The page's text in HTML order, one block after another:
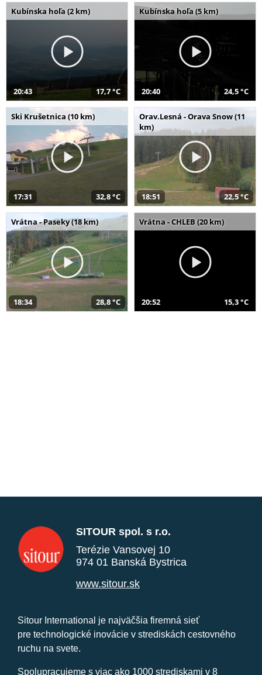
Kubínska hoľa (2 km)
20:43 17,7 °C
Kubínska hoľa (5 km)
20:40 24,5 °C
Ski Krušetnica (10 km)
17:31 32,8 °C
Orav.Lesná - Orava Snow (11
km)
18:51 22,5 °C
Vrátna - Paseky (18 km)
18:34 28,8 °C
Vrátna - CHLEB (20 km)
20:52 15,3 °C
SITOUR spol. s r.o.
Terézie Vansovej 10
974 01 Banská Bystrica
www.sitour.sk
Sitour International je najväčšia firemná sieť
pre technologické inovácie v strediskách cestovného
ruchu na svete.
Spolupracujeme s viac ako 1000 strediskami v 8